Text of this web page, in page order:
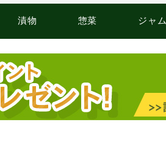
漬物 惣菜 ジャム